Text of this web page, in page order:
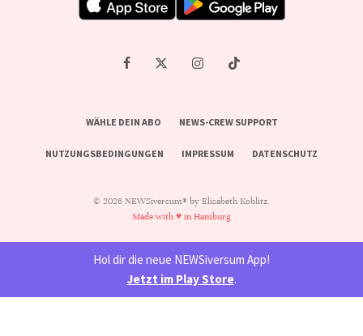
WÄHLE DEIN ABO NEWS-CREW SUPPORT
NUTZUNGSBEDINGUNGEN IMPRESSUM DATENSCHUTZ
© 2026 NEWSiversum® by Elisabeth Koblitz.
Made with ♥ in Hamburg
Hol dir die neue NEWSiversum App!
Jetzt im Play Store.